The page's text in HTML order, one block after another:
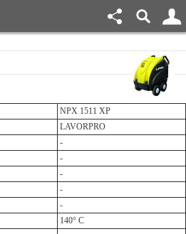
NPX 1511 XP
LAVORPRO
-
-
-
-
-
140° C